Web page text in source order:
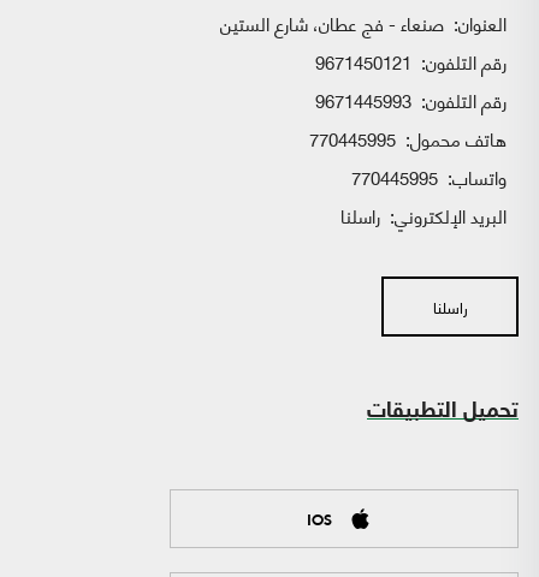
العنوان: صنعاء - فج عطان، شارع الستين
رقم التلفون: 9671450121
رقم التلفون: 9671445993
هاتف محمول: 770445995
واتساب:
البريد الإلكتروني: راسلنا
راسلنا
تحميل التطبيقات
IOS